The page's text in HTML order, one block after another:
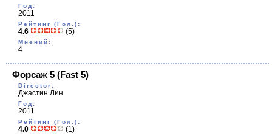
Год:
2011
Рейтинг (Гол.):
4.6 (5)
Мнений:
4
Форсаж 5 (Fast 5)
Director:
Джастин Лин
Год:
2011
Рейтинг (Гол.):
4.0 (1)